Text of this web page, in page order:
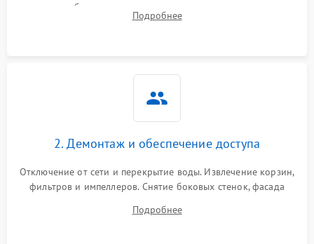
жалоб на отсутствие слива, нагрева, вращения
разбрызгивателей или срабатывание системы защиты
Подробнее
2. Демонтаж и обеспечение доступа
Отключение от сети и перекрытие воды. Извлечение корзин,
фильтров и импеллеров. Снятие боковых стенок, фасада
циркуляционному насосу, ТЭНу и сливной помпе.
Подробнее